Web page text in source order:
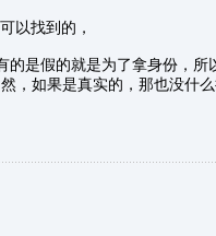
以找到的，
的是假的就是为了拿身份，
，如果是真实的，那也没什